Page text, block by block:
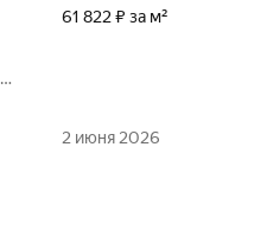
61 822 ₽ за м²
2 июня 2026